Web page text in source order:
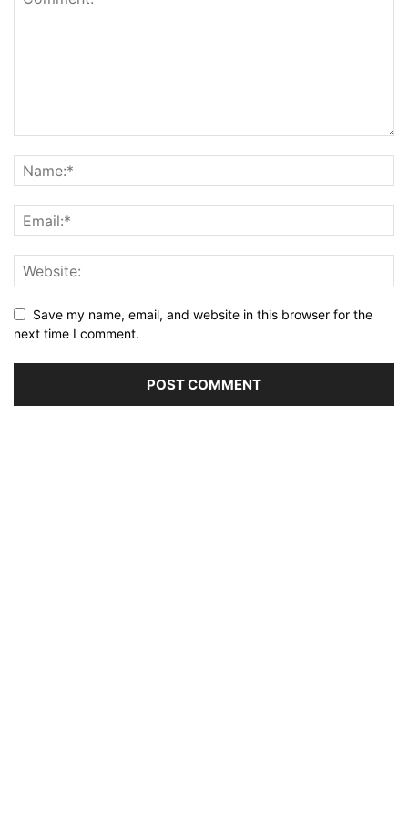
Save my name, email, and website in this browser for the
next time I comment.